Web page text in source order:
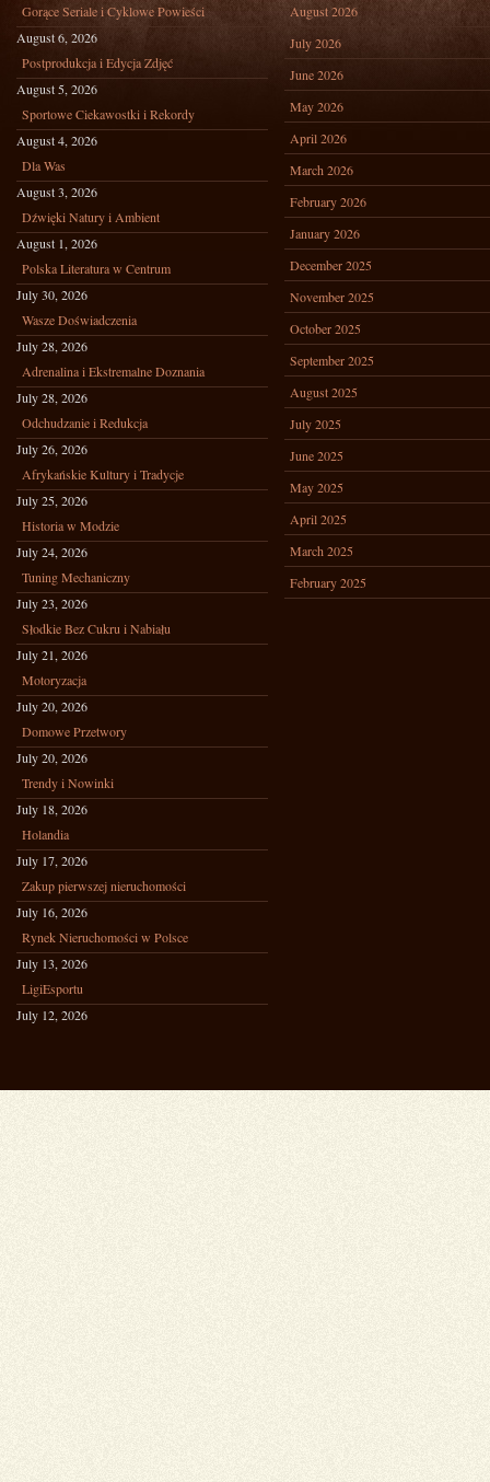
Gorące Seriale i Cyklowe Powieści
August 6, 2026
Postprodukcja i Edycja Zdjęć
August 5, 2026
Sportowe Ciekawostki i Rekordy
August 4, 2026
Dla Was
August 3, 2026
Dźwięki Natury i Ambient
August 1, 2026
Polska Literatura w Centrum
July 30, 2026
Wasze Doświadczenia
July 28, 2026
Adrenalina i Ekstremalne Doznania
July 28, 2026
Odchudzanie i Redukcja
July 26, 2026
Afrykańskie Kultury i Tradycje
July 25, 2026
Historia w Modzie
July 24, 2026
Tuning Mechaniczny
July 23, 2026
Słodkie Bez Cukru i Nabiału
July 21, 2026
Motoryzacja
July 20, 2026
Domowe Przetwory
July 20, 2026
Trendy i Nowinki
July 18, 2026
Holandia
July 17, 2026
Zakup pierwszej nieruchomości
July 16, 2026
Rynek Nieruchomości w Polsce
July 13, 2026
LigiEsportu
July 12, 2026
August 2026
July 2026
June 2026
May 2026
April 2026
March 2026
February 2026
January 2026
December 2025
November 2025
October 2025
September 2025
August 2025
July 2025
June 2025
May 2025
April 2025
March 2025
February 2025